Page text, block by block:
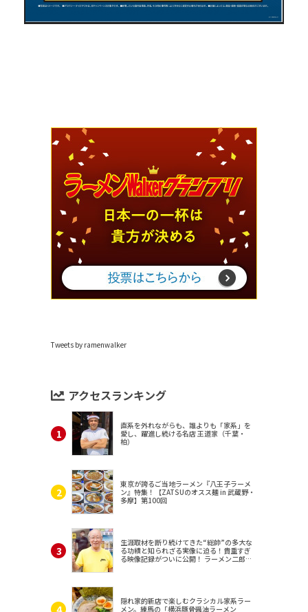
Tweets by ramenwalker
アクセスランキング
直系を外れながらも、誰よりも「家系」を
愛し、躍進し続ける名店 王道家（千葉・
柏）
東京が誇るご当地ラーメン『八王子ラーメ
ン』特集！【ZATSUのオスス麺 in 武蔵野・
多摩】第100回
生涯取材を断り続けてきた“総帥”の多大な
る功績と知られざる実像に迫る！貴重すぎ
る映像記録がついに公開！ ラーメン二郎
隠れ家的新店で楽しむクラシカル家系ラー
メン。練馬の「横浜豚骨醤油ラーメン